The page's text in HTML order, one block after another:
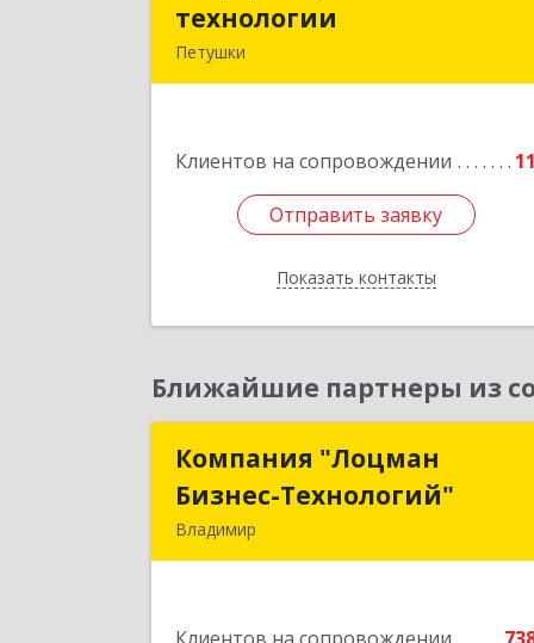
технологии
Петушки
Клиентов на сопровождении 11
Отправить заявку
Показать контакты
Подробнее
Отправить заявку
Назад
Ближайшие партнеры из
Компания "Лоцман
Бизнес-Технологий"
Владимир
Компания "Лоцман
Бизнес-Технологий"